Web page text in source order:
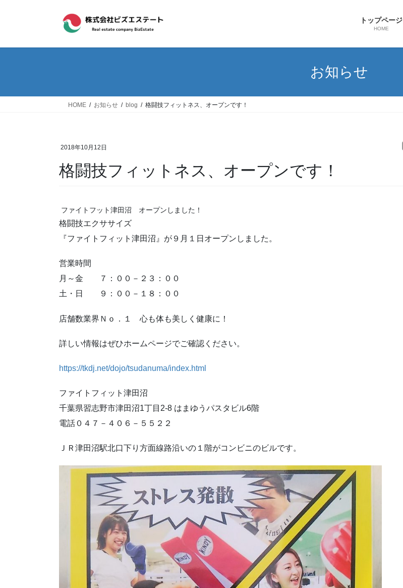
トップページ
HOME
お知らせ
HOME お知らせ blog 格闘技フィットネス、オープンです！
2018年10月12日
格闘技フィットネス、オープンです！
ファイトフット津田沼 オープンしました！
格闘技エクササイズ
『ファイトフィット津田沼』が９月１日オープンしました。
営業時間
月～金 ７：００－２３：００
土・日 ９：００－１８：００
店舗数業界Ｎｏ．１ 心も体も美しく健康に！
詳しい情報はぜひホームページでご確認ください。
https://tkdj.net/dojo/tsudanuma/index.html
ファイトフィット津田沼
千葉県習志野市津田沼1丁目2-8 はまゆうパスタビル6階
電話０４７－４０６－５５２２
ＪＲ津田沼駅北口下り方面線路沿いの１階がコンビニのビルです。